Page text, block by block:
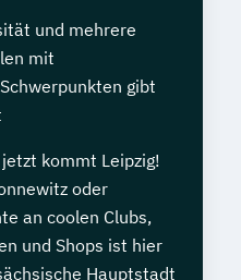
und mehrere
mit
gibt
kommt Leipzig!
oder
an coolen Clubs,
und Shops ist hier
Hauptstadt